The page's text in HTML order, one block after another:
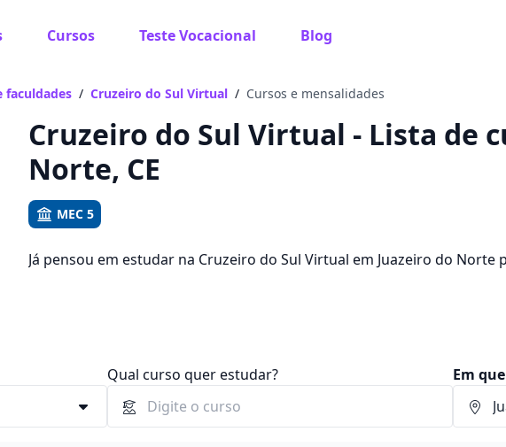
Cursos Teste Vocacional Blog
Vamos te guiar no caminho ideal para seus estudos
faculdades / Cruzeiro do Sul Virtual / Cursos e mensalidades
Cruzeiro do Sul Virtual - Lista de
Norte, CE
MEC 5
Já pensou em estudar na Cruzeiro do Sul Virtual em Juazeiro do
Qual curso quer estudar? Em